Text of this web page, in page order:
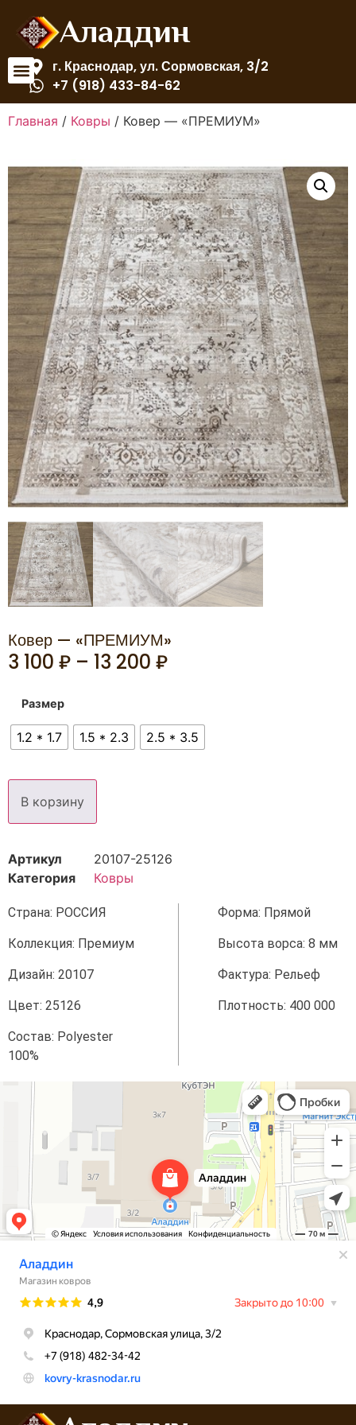
Аладдин
г. Краснодар, ул. Сормовская, 3/2
+7 (918) 433-84-62
Главная / Ковры / Ковер — «ПРЕМИУМ»
Ковер — «ПРЕМИУМ»
3 100 ₽ – 13 200 ₽
Размер
1.2 * 1.7 1.5 * 2.3 2.5 * 3.5
В корзину
Артикул
20107-25126
Категория
Ковры
Страна: РОССИЯ
Коллекция: Премиум
Дизайн: 20107
Цвет: 25126
Состав: Polyester
100%
Форма: Прямой
Высота ворса: 8 мм
Фактура: Рельеф
Плотность: 400 000